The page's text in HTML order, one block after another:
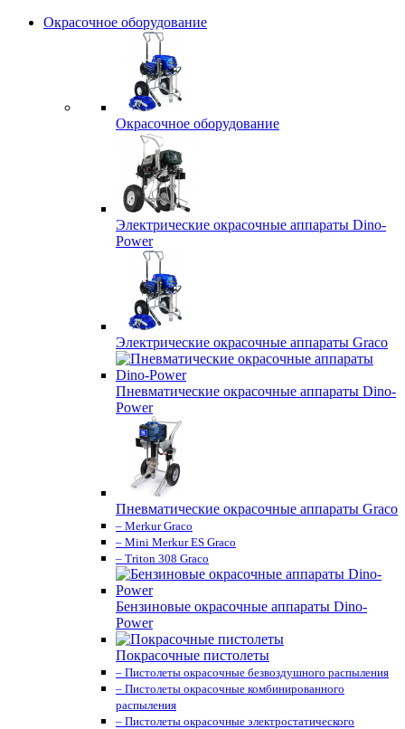
Окрасочное оборудование
Окрасочное оборудование
Электрические окрасочные аппараты Dino-
Power
Электрические окрасочные аппараты Graco
Пневматические окрасочные аппараты Dino-
Power
Пневматические окрасочные аппараты Graco
– Merkur Graco
– Mini Merkur ES Graco
– Triton 308 Graco
Бензиновые окрасочные аппараты Dino-
Power
Покрасочные пистолеты
– Пистолеты окрасочные безвоздушного распыления
– Пистолеты окрасочные комбинированного
распыления
– Пистолеты окрасочные электростатического